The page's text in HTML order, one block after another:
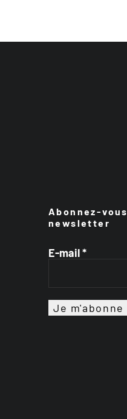
Abonnez-
newsletter
E-mail*